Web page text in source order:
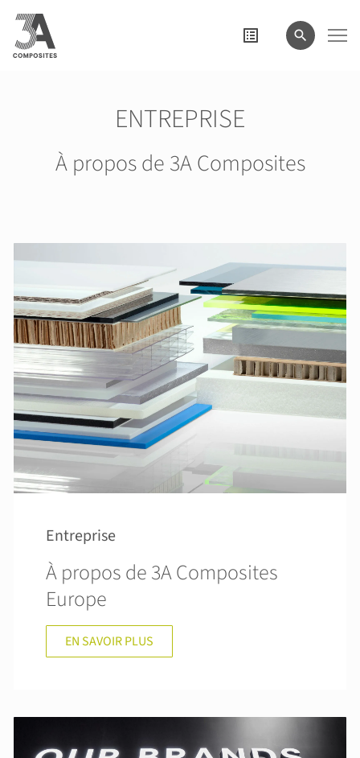
le
terme
de
ENTREPRISE
À propos de 3A Composites
Entreprise
À propos de 3A Composites
Europe
EN SAVOIR PLUS